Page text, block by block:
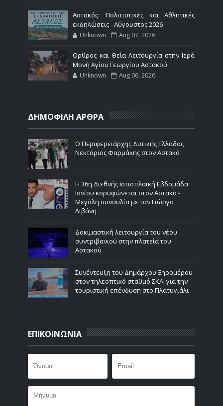
Αστακός: Πολιτιστικές και Αθλητικές
εκδηλώσεις - Αύγουστος 2026
Unknown Aug 07, 2026
Όρθρος και Θεία Λειτουργία στην Ιερά
Μονή Αγίου Γεωργίου Αστακού
Unknown Aug 06, 2026
ΔΗΜΟΦΙΛΗ ΑΡΘΡΑ
Ο Περιφερειάρχης Δυτικής Ελλάδας
Νεκτάριος Φαρμάκης στον Αστακό
Η 36η Διεθνής Ιστιοπλοϊκή Εβδομάδα
Ιονίου κορυφώνεται στον Αστακό -
Μεγάλη συναυλία με τον Γιώργο
Λιβάνη
Δοκιμαστική λειτουργία του νέου
συντριβανιού στην πλατεία του
Αστακού
Συνέντευξη του Δημάρχου Ξηρομέρου
στον τηλεοπτικό σταθμό ΣΚΑΙ για την
τουριστική επένδυση στο Πλατυγιάλι
ΕΠΙΚΟΙΝΩΝΙΑ